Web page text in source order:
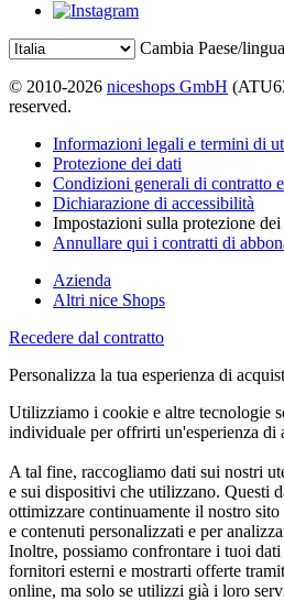
Cambia Paese/lingua
© 2010-2026 niceshops GmbH
reserved.
Informazioni legali e termini di
Protezione dei dati
Condizioni generali di contratto
Dichiarazione di accessibilità
Impostazioni sulla protezione dei
Annullare qui i contratti di
Azienda
Altri nice Shops
Recedere dal contratto
Personalizza la tua esperienza di
Utilizziamo i cookie e altre tecnologie
individuale per offrirti un'esperienza di
A tal fine, raccogliamo dati sui nostri
e sui dispositivi che utilizzano. Questi
ottimizzare continuamente il nostro
e contenuti personalizzati e per
Inoltre, possiamo confrontare i tuoi
fornitori esterni e mostrarti offerte
online, ma solo se utilizzi già i loro